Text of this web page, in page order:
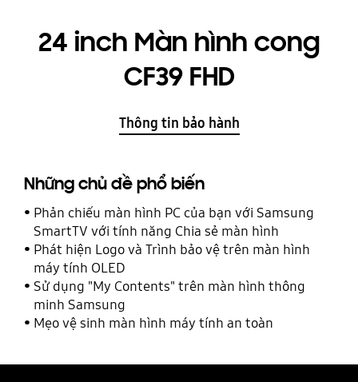
24 inch Màn hình cong
CF39 FHD
Thông tin bảo hành
Những chủ đề phổ biến
Phản chiếu màn hình PC của bạn với Samsung
SmartTV với tính năng Chia sẻ màn hình
Phát hiện Logo và Trình bảo vệ trên màn hình
máy tính OLED
Sử dụng "My Contents" trên màn hình thông
minh Samsung
Mẹo vệ sinh màn hình máy tính an toàn